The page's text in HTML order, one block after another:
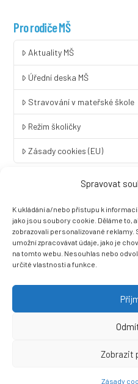
Spravovat
K ukládání a/nebo přístupu k
jako jsou soubory cookie. Děláme to,
zobrazovali personalizované
umožní zpracovávat údaje, jako je
na tomto webu. Nesouhlas nebo
určité vlastnosti a funkce.
Zobrazit
Zásady
Pro rodiče MŠ
Aktuality MŠ
Úřední deska MŠ
Stravování v mateřské škole
Režim školičky
Zásady cookies (EU)
LINGUA UNIVERSAL
s.r.o.
Sovova 2
412 01 Litoměřice
+420 416 733 690
datová schránka: 3vnipkd
Než